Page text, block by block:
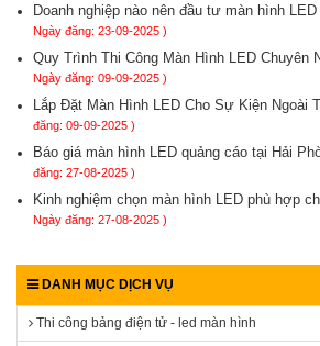
Doanh nghiệp nào nên đầu tư màn hình
Ngày đăng: 23-09-2025 )
Quy Trình Thi Công Màn Hình LED Chuyên
Ngày đăng: 09-09-2025 )
Lắp Đặt Màn Hình LED Cho Sự Kiện Ngoài
đăng: 09-09-2025 )
Báo giá màn hình LED quảng cáo tại Hải
đăng: 27-08-2025 )
Kinh nghiệm chọn màn hình LED phù hợp
Ngày đăng: 27-08-2025 )
DANH MỤC DỊCH VỤ
Thi công bảng điện tử - led màn hình